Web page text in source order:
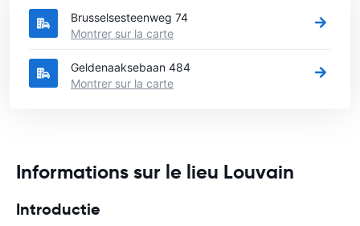
Brusselsesteenweg 74
Montrer sur la carte
Geldenaaksebaan 484
Montrer sur la carte
Informations sur le lieu Louvain
Introductie